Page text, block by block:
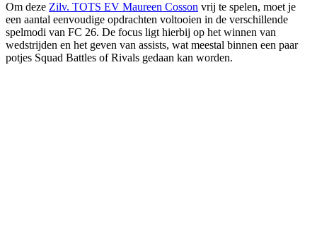
Om deze Zilv. TOTS EV Maureen Cosson vrij te spelen, moet je
een aantal eenvoudige opdrachten voltooien in de verschillende
spelmodi van FC 26. De focus ligt hierbij op het winnen van
wedstrijden en het geven van assists, wat meestal binnen een paar
potjes Squad Battles of Rivals gedaan kan worden.